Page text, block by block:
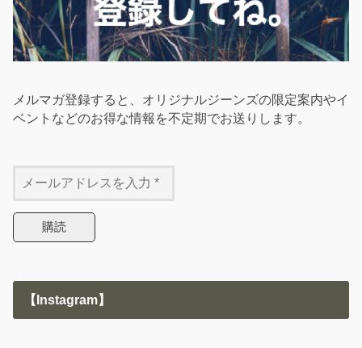
メルマガ登録すると、オリジナルジーンズの限定案内やイ
ベントなどのお得な情報を不定期でお送りします。
【Instagram】